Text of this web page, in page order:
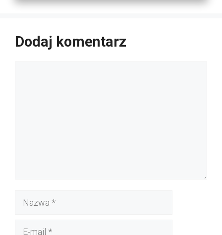
Dodaj komentarz
Nazwa